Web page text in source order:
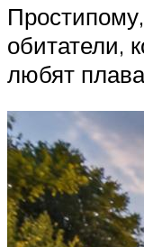
обитатели,
любят